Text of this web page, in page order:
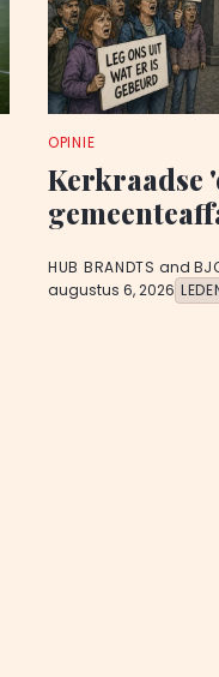
OPINIE
Kerkraadse
HUB BRANDTS and
augustus 6, 2026